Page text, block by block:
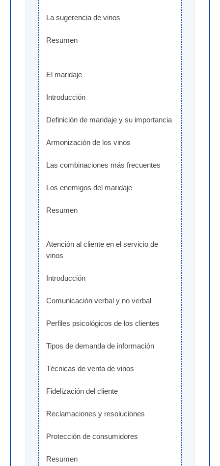
La sugerencia de vinos
Resumen
El maridaje
Introducción
Definición de maridaje y su importancia
Armonización de los vinos
Las combinaciones más frecuentes
Los enemigos del maridaje
Resumen
Atención al cliente en el servicio de
vinos
Introducción
Comunicación verbal y no verbal
Perfiles psicológicos de los clientes
Tipos de demanda de información
Técnicas de venta de vinos
Fidelización del cliente
Reclamaciones y resoluciones
Protección de consumidores
Resumen